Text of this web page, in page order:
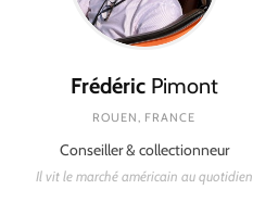
FrédéricPimont
ROUEN, FRANCE
Conseiller & collectionneur
Il vit le marché américain au quotidien